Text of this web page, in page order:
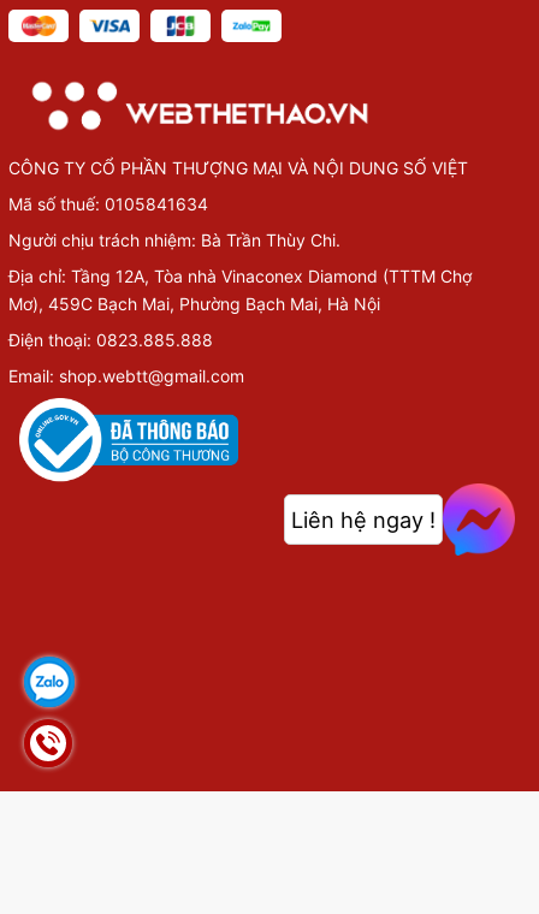
CÔNG TY CỔ PHẦN THƯỢNG MẠI VÀ NỘI DUNG SỐ VIỆT
Mã số thuế: 0105841634
Người chịu trách nhiệm: Bà Trần Thùy Chi.
Địa chỉ: Tầng 12A, Tòa nhà Vinaconex Diamond (TTTM Chợ
Mơ), 459C Bạch Mai, Phường Bạch Mai, Hà Nội
Điện thoại: 0823.885.888
Email: shop.webtt@gmail.com
Liên hệ ngay !